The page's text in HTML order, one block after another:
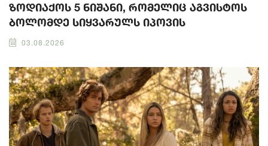
ზოდიაქოს 5 ნიშანი, რომელიც აგვისტოს
ბოლომდე სიყვარულს იპოვის
03.08.2026